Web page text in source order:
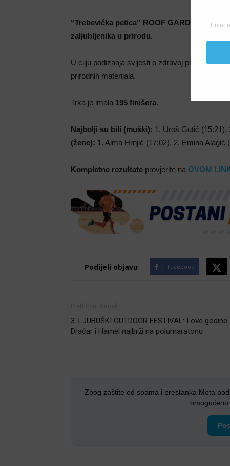
“Trebevićka petica” ROOF GARDENS by
zaljubljenika u prirodu.
U cilju podizanja svijesti o zdravoj planeti veći
prirodnih materijala.
Trka je imala 195 finišera.
Najbolji su bili (muški): 1. Uroš Gutić
(žene): 1. Alma Hrnjić (17:02), 2. Emina Alagić
Kompletne rezultate provjerite na OVOM
Podijeli objavu Facebook
3. LJUBUŠKI OUTDOOR FESTIVAL: I ove godine
Dračar i Hamel najbrži na polumaratonu
Zbog zaštite od spama i prestanka Meta